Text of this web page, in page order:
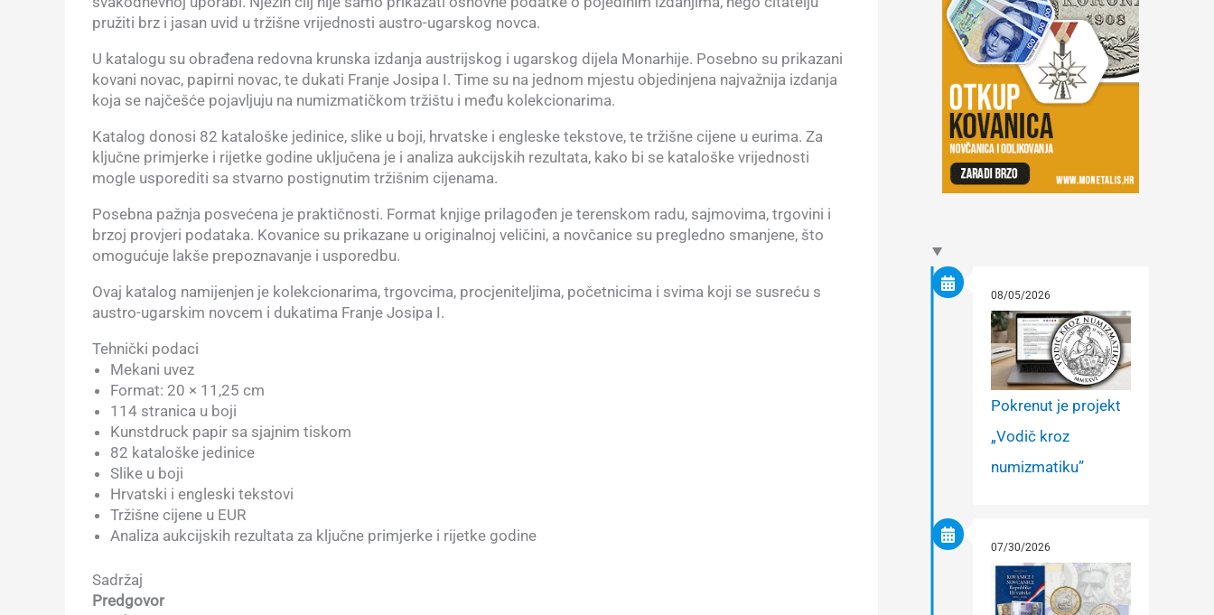
pružiti brz i jasan uvid u tržišne vrijednosti austro-ugarskog novca.
U katalogu su obrađena redovna krunska izdanja austrijskog i ugarskog dijela Monarhije. Posebno su prikazani
kovani novac, papirni novac, te dukati Franje Josipa I. Time su na jednom mjestu objedinjena najvažnija izdanja
koja se najčešće pojavljuju na numizmatičkom tržištu i među kolekcionarima.
Katalog donosi 82 kataloške jedinice, slike u boji, hrvatske i engleske tekstove, te tržišne cijene u eurima. Za
ključne primjerke i rijetke godine uključena je i analiza aukcijskih rezultata, kako bi se kataloške vrijednosti
mogle usporediti sa stvarno postignutim tržišnim cijenama.
Posebna pažnja posvećena je praktičnosti. Format knjige prilagođen je terenskom radu, sajmovima, trgovini i
brzoj provjeri podataka. Kovanice su prikazane u originalnoj veličini, a novčanice su pregledno smanjene, što
omogućuje lakše prepoznavanje i usporedbu.
Ovaj katalog namijenjen je kolekcionarima, trgovcima, procjeniteljima, početnicima i svima koji se susreću s
austro-ugarskim novcem i dukatima Franje Josipa I.
Tehnički podaci
Mekani uvez
Format: 20 × 11,25 cm
114 stranica u boji
Kunstdruck papir sa sjajnim tiskom
82 kataloške jedinice
Slike u boji
Hrvatski i engleski tekstovi
Tržišne cijene u EUR
Analiza aukcijskih rezultata za ključne primjerke i rijetke godine
Sadržaj
Predgovor
08/05/2026
Pokrenut je projekt
„Vodič kroz
numizmatiku”
07/30/2026